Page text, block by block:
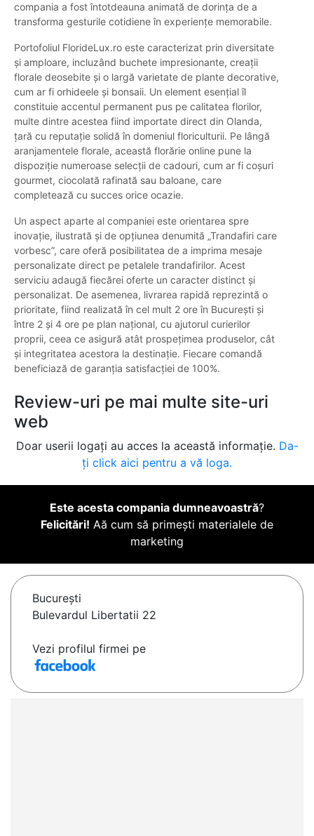
compania a fost întotdeauna animată de dorința de a
transforma gesturile cotidiene în experiențe memorabile.
Portofoliul FlorideLux.ro este caracterizat prin diversitate
și amploare, incluzând buchete impresionante, creații
florale deosebite și o largă varietate de plante decorative,
cum ar fi orhideele și bonsaii. Un element esențial îl
constituie accentul permanent pus pe calitatea florilor,
multe dintre acestea fiind importate direct din Olanda,
țară cu reputație solidă în domeniul floriculturii. Pe lângă
aranjamentele florale, această florărie online pune la
dispoziție numeroase selecții de cadouri, cum ar fi coșuri
gourmet, ciocolată rafinată sau baloane, care
completează cu succes orice ocazie.
Un aspect aparte al companiei este orientarea spre
inovație, ilustrată și de opțiunea denumită „Trandafiri care
vorbesc”, care oferă posibilitatea de a imprima mesaje
personalizate direct pe petalele trandafirilor. Acest
serviciu adaugă fiecărei oferte un caracter distinct și
personalizat. De asemenea, livrarea rapidă reprezintă o
prioritate, fiind realizată în cel mult 2 ore în București și
între 2 și 4 ore pe plan național, cu ajutorul curierilor
proprii, ceea ce asigură atât prospețimea produselor, cât
și integritatea acestora la destinație. Fiecare comandă
beneficiază de garanția satisfacției de 100%.
Review-uri pe mai multe site-uri
web
Doar userii logați au acces la această informație. Da-
ți click aici pentru a vă loga.
Este acesta compania dumneavoastră?
Felicitări! Aă cum să primești materialele de
marketing
Bucureşti
Bulevardul Libertatii 22
Vezi profilul firmei pe